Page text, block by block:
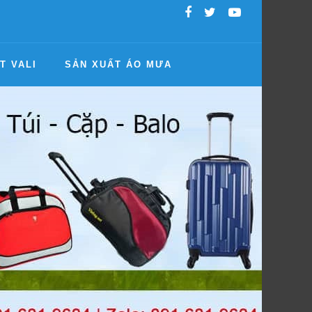
VALI SẢN XUẤT ÁO MƯA